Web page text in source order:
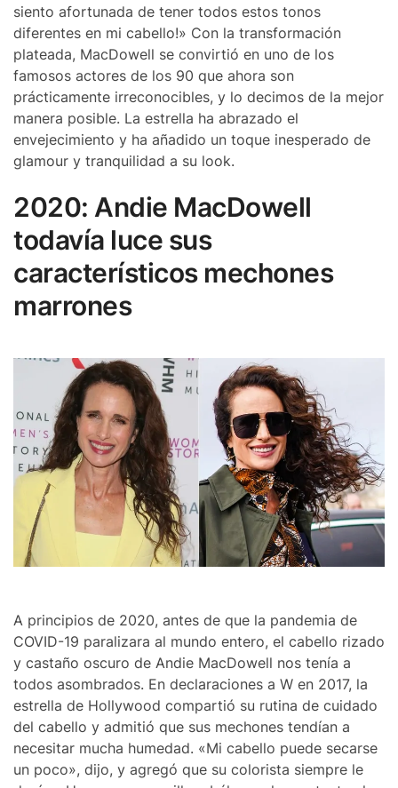
siento afortunada de tener todos estos tonos
diferentes en mi cabello!» Con la transformación
plateada, MacDowell se convirtió en uno de los
famosos actores de los 90 que ahora son
prácticamente irreconocibles, y lo decimos de la mejor
manera posible. La estrella ha abrazado el
envejecimiento y ha añadido un toque inesperado de
glamour y tranquilidad a su look.
2020: Andie MacDowell
todavía luce sus
característicos mechones
marrones
A principios de 2020, antes de que la pandemia de
COVID-19 paralizara al mundo entero, el cabello rizado
y castaño oscuro de Andie MacDowell nos tenía a
todos asombrados. En declaraciones a W en 2017, la
estrella de Hollywood compartió su rutina de cuidado
del cabello y admitió que sus mechones tendían a
necesitar mucha humedad. «Mi cabello puede secarse
un poco», dijo, y agregó que su colorista siempre le